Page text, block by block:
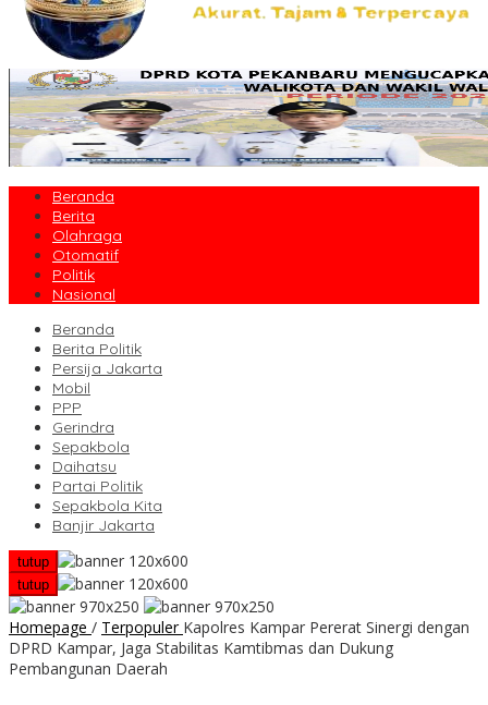
Beranda
Berita
Olahraga
Otomatif
Politik
Nasional
Beranda
Berita Politik
Persija Jakarta
Mobil
PPP
Gerindra
Sepakbola
Daihatsu
Partai Politik
Sepakbola Kita
Banjir Jakarta
tutup
tutup
Homepage / Terpopuler Kapolres Kampar Pererat Sinergi dengan
DPRD Kampar, Jaga Stabilitas Kamtibmas dan Dukung
Pembangunan Daerah